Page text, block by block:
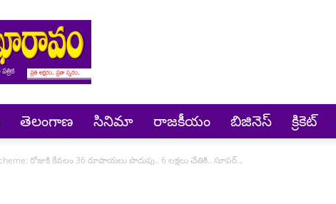
Prajashankaravam
తెలంగాణ సినిమా రాజకీయం బిజినెస్ క్రికెట్‌
రోజుకి కేవలం 36 రూపాయలు పొదుపు.. 6 లక్షలు చేతికి.. సూపర్...